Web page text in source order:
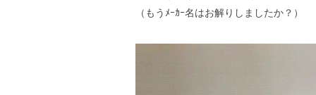
（もうﾒｰｶｰ名はお解りしましたか？）